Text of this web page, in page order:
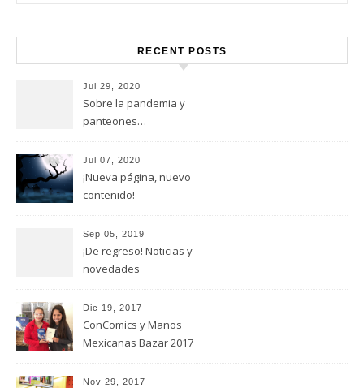
RECENT POSTS
Jul 29, 2020
Sobre la pandemia y
panteones…
Jul 07, 2020
¡Nueva página, nuevo
contenido!
Sep 05, 2019
¡De regreso! Noticias y
novedades
Dic 19, 2017
ConComics y Manos
Mexicanas Bazar 2017
Nov 29, 2017